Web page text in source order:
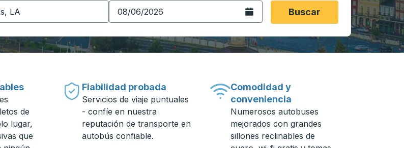
de ubicación y luego use las teclas de flecha para navegar hasta la ciudad de origen que
escribir la ciudad de destino para abrir las opciones de ubicación y luego use las teclas de flecha
Abra el calendario.Buscar
de
lugar,
que
Fiabilidad probada
Servicios de viaje puntuales
- confíe en nuestra
reputación de transporte en
autobús confiable.
Comodidad y
conveniencia
Numerosos autobuses
mejorados con grandes
sillones reclinables de